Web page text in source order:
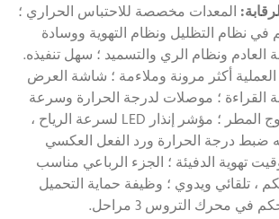
المعدات مخصصة للاحتباس الحراري ؛
نظام التظليل ونظام التهوية ووسادة
العادم ونظام الري والتسميد ؛ سهل تنفيذه.
العملية أكثر مرونة وملاءمة ؛ شاشة العرض
القراءة ؛ موصلات لدرجة الحرارة وسرعة
الرياح ومستشعر ثلوج المطر ؛ مؤشر إنذار LED لسرعة الرياح ،
ضبط درجة الحرارة ورد الفعل العكسي
تهوية الدفيئة ؛ الجزء الرباعي مناسب
، تلقائي ويدوي ؛ وظيفة حماية التحميل
في محرك التروس 3 مراحل.